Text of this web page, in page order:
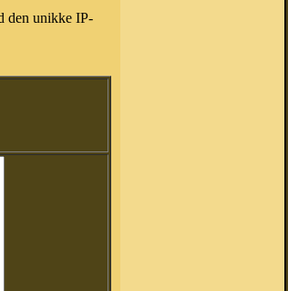
den unikke IP-